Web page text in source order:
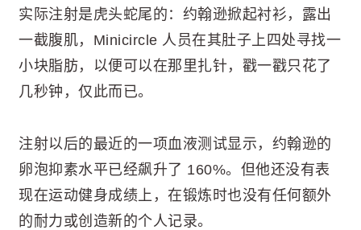
实际注射是虎头蛇尾的：约翰逊掀起衬衫，露出
一截腹肌，Minicircle 人员在其肚子上四处寻找一
小块脂肪，以便可以在那里扎针，戳一戳只花了
几秒钟，仅此而已。
注射以后的最近的一项血液测试显示，约翰逊的
卵泡抑素水平已经飙升了 160%。但他还没有表
现在运动健身成绩上，在锻炼时也没有任何额外
的耐力或创造新的个人记录。